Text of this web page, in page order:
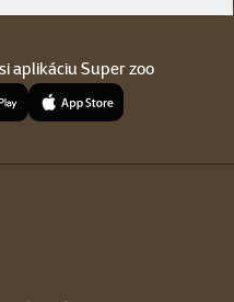
aplikáciu Super zoo